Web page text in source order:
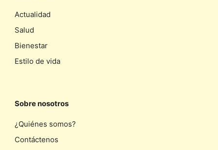
Actualidad
Salud
Bienestar
Estilo de vida
Sobre nosotros
¿Quiénes somos?
Contáctenos